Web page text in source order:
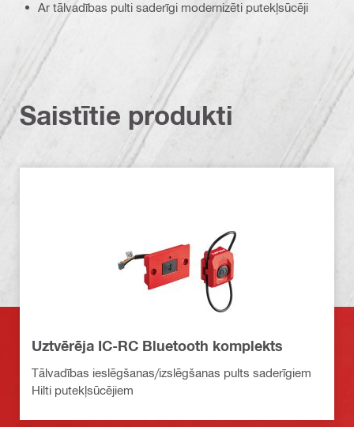
Ar tālvadības pulti saderīgi modernizēti putekļsūcēji
Saistītie produkti
Uztvērēja IC-RC Bluetooth komplekts
Tālvadības ieslēgšanas/izslēgšanas pults saderīgiem
Hilti putekļsūcējiem